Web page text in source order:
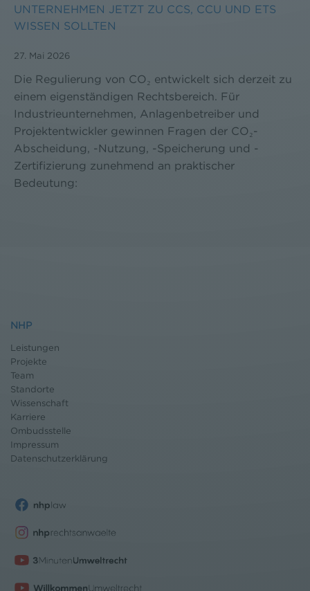
UNTERNEHMEN JETZT ZU CCS, CCU UND ETS
WISSEN SOLLTEN
27. Mai 2026
Die Regulierung von CO₂ entwickelt sich derzeit zu
einem eigenständigen Rechtsbereich. Für
Industrieunternehmen, Anlagenbetreiber und
Projektentwickler gewinnen Fragen der CO₂-
Abscheidung, -Nutzung, -Speicherung und -
Zertifizierung zunehmend an praktischer
Bedeutung:
NHP
Leistungen
Projekte
Team
Standorte
Wissenschaft
Karriere
Ombudsstelle
Impressum
Datenschutzerklärung